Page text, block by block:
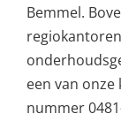
Bemmel.
een van onze
nummer